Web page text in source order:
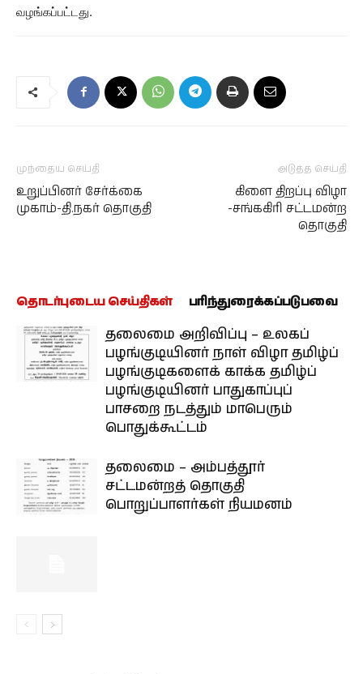
வழங்கப்பட்டது.
முந்தைய செய்தி
உறுப்பினர் சேர்க்கை
முகாம்-தி.நகர் தொகுதி
அடுத்த செய்தி
கிளை திறப்பு விழா
-சங்ககிரி சட்டமன்ற
தொகுதி
தொடர்புடைய செய்திகள் பரிந்துரைக்கப்படுபவை
தலைமை அறிவிப்பு – உலகப்
பழங்குடியினர் நாள் விழா தமிழ்ப்
பழங்குடிகளைக் காக்க தமிழ்ப்
பழங்குடியினர் பாதுகாப்புப்
பாசறை நடத்தும் மாபெரும்
பொதுக்கூட்டம்
தலைமை – அம்பத்தூர்
சட்டமன்றத் தொகுதி
பொறுப்பாளர்கள் நியமனம்